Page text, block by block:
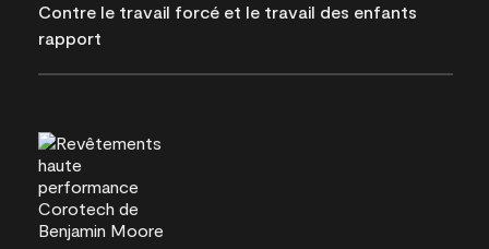
Contre le travail forcé et le travail des enfants
rapport